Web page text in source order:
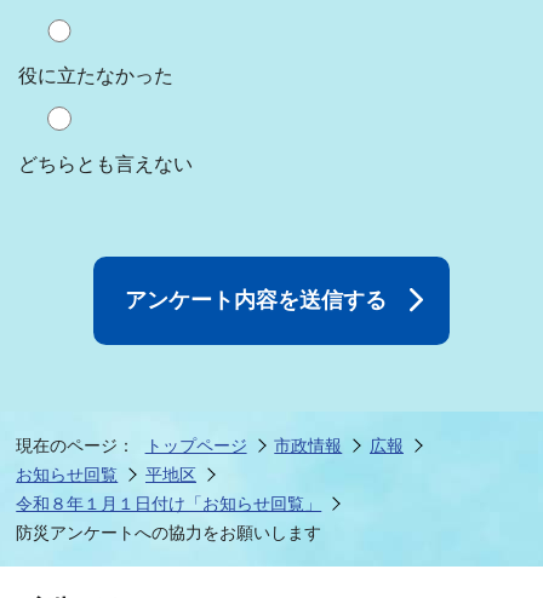
役に立たなかった
どちらとも言えない
現在のページ： トップページ 市政情報
広報
お知らせ回覧
平地区
令和８年１月１日付け「お知らせ回覧」
防災アンケートへの協力をお願いします